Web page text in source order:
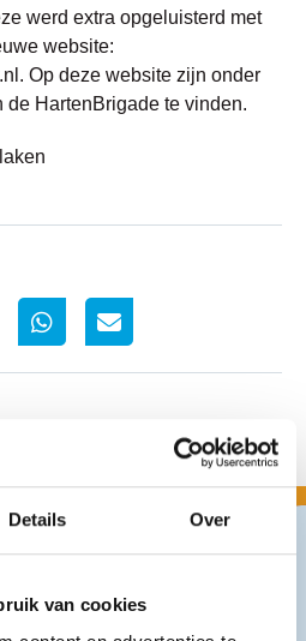
Details Over
van cookies
werd extra opgeluisterd met
website:
Op deze website zijn onder
de HartenBrigade te vinden.